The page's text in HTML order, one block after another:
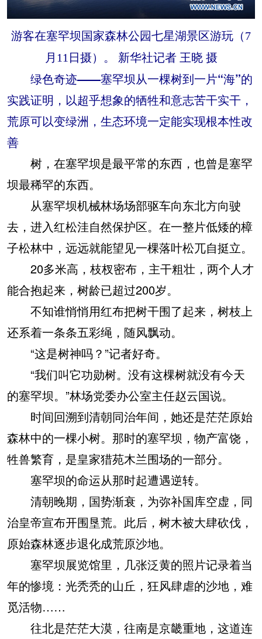
游客在塞罕坝国家森林公园七星湖景区游玩（7
月11日摄）。 新华社记者 王晓 摄
绿色奇迹——塞罕坝从一棵树到一片“海”的
实践证明，以超乎想象的牺牲和意志苦干实干，
荒原可以变绿洲，生态环境一定能实现根本性改
善
树，在塞罕坝是最平常的东西，也曾是塞罕
坝最稀罕的东西。
从塞罕坝机械林场场部驱车向东北方向驶
去，进入红松洼自然保护区。在一整片低矮的樟
子松林中，远远就能望见一棵落叶松兀自挺立。
20多米高，枝杈密布，主干粗壮，两个人才
能合抱起来，树龄已超过200岁。
不知谁悄悄用红布把树干围了起来，树枝上
还系着一条条五彩绳，随风飘动。
“这是树神吗？”记者好奇。
“我们叫它功勋树。没有这棵树就没有今天
的塞罕坝。”林场党委办公室主任赵云国说。
时间回溯到清朝同治年间，她还是茫茫原始
森林中的一棵小树。那时的塞罕坝，物产富饶，
牲兽繁育，是皇家猎苑木兰围场的一部分。
塞罕坝的命运从那时起遭遇逆转。
清朝晚期，国势渐衰，为弥补国库空虚，同
治皇帝宣布开围垦荒。此后，树木被大肆砍伐，
原始森林逐步退化成荒原沙地。
塞罕坝展览馆里，几张泛黄的照片记录着当
年的惨境：光秃秃的山丘，狂风肆虐的沙地，难
觅活物……
往北是茫茫大漠，往南是京畿重地，这道连